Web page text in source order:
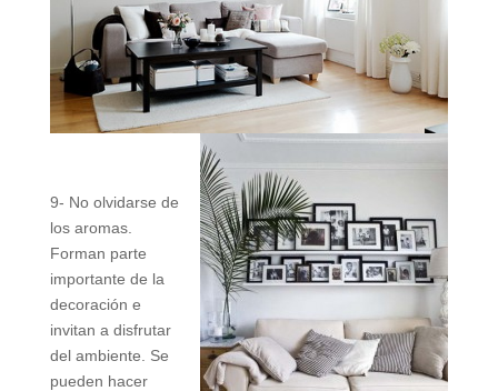
9- No olvidarse de
los aromas.
Forman parte
importante de la
decoración e
invitan a disfrutar
del ambiente. Se
pueden hacer